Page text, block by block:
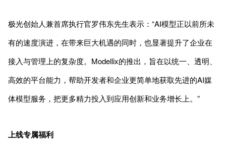
极光创始人兼首席执行官罗伟东先生表示：“AI模型正以前所未
有的速度演进，在带来巨大机遇的同时，也显著提升了企业在
接入与管理上的复杂度。Modellix的推出，旨在以统一、透明、
高效的平台能力，帮助开发者和企业更简单地获取先进的AI媒
体模型服务，把更多精力投入到应用创新和业务增长上。”
上线专属福利